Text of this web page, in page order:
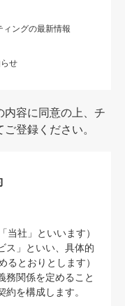
ングの最新情報
せ
容に同意の上、チ
登録ください。
社」といいます）
ス」といい、具体的
とおりとします）
務関係を定めること
を構成します。